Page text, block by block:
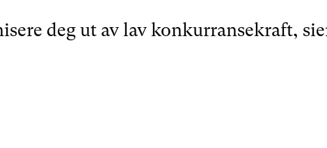
deg ut av lav konkurransekraft,